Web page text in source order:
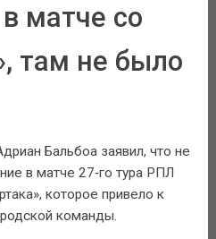
матче со
там не было
Бальбоа заявил, что не
в матче 27‑го тура РПЛ
которое привело к
команды.